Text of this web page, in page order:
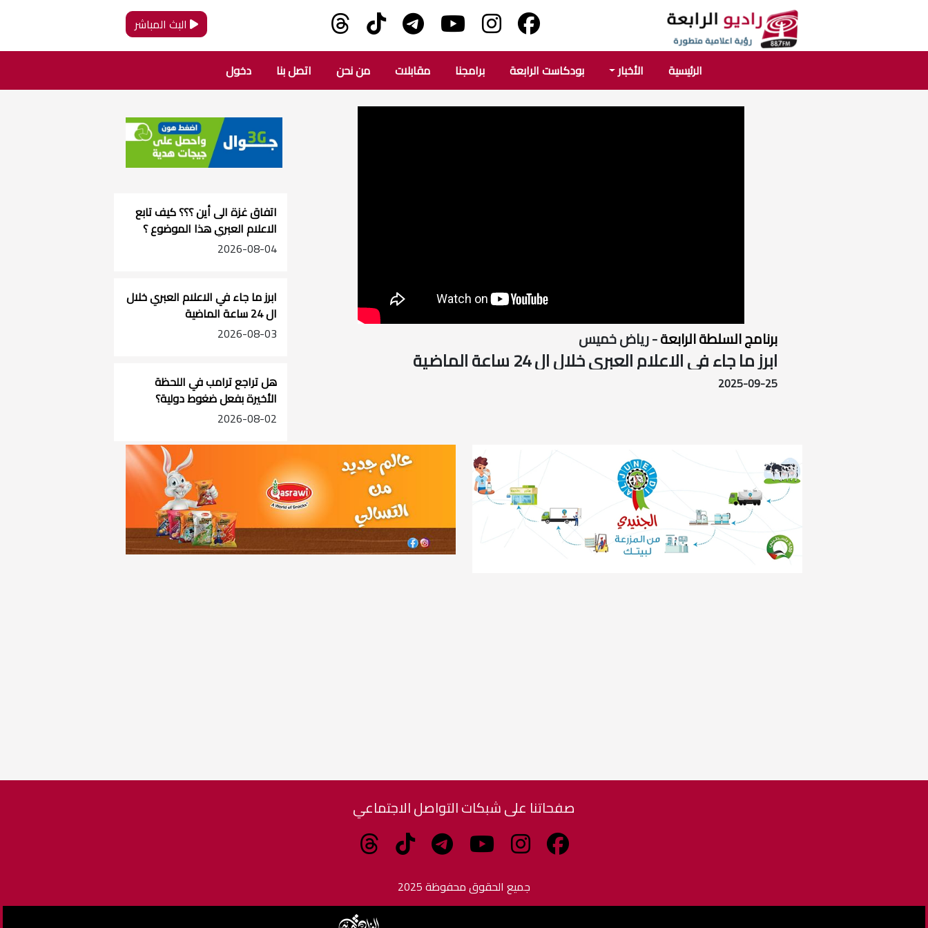
البث المباشر
الرئيسية الأخبار بودكاست الرابعة برامجنا مقابلات من نحن اتصل بنا دخول
برنامج السلطة الرابعة- رياض خميس
ابرز ما جاء في الاعلام العبري خلال ال 24 ساعة الماضية
2025-09-25
اتفاق غزة الى أين ؟؟؟ كيف تابع
الاعلام العبري هذا الموضوع ؟
2026-08-04
ابرز ما جاء في الاعلام العبري خلال
ال 24 ساعة الماضية
2026-08-03
هل تراجع ترامب في اللحظة
الأخيرة بفعل ضغوط دولية؟
2026-08-02
صفحاتنا على شبكات التواصل الاجتماعي
جميع الحقوق محفوظة 2025